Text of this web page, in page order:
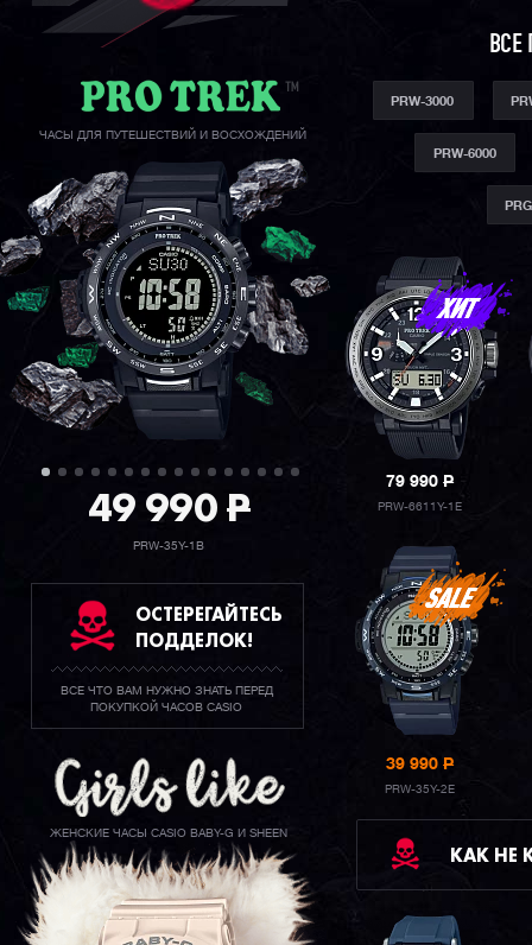
ЧАСЫ ДЛЯ ПУТЕШЕСТВИЙ И ВОСХОЖДЕНИЙ
49 990P
PRW-35Y-1B
ОСТЕРЕГАЙТЕСЬ
ПОДДЕЛОК!
ВСЕ ЧТО ВАМ НУЖНО ЗНАТЬ ПЕРЕД
ПОКУПКОЙ ЧАСОВ CASIO
ЖЕНСКИЕ ЧАСЫ CASIO BABY-G И SHEEN
ВСЕ
PRW-3000
PRW-6000
79 990P
PRW-6611Y-1E
39 990P
PRW-35Y-2E
КАК НЕ